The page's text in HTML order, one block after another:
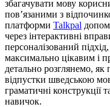
збагачувати мову
пов’язаними з
платформи Talkpal
через інтерактивні
персоналізований
максимально цікавим і
детально розглянемо,
відпустки шведською
граматичні
навичок.